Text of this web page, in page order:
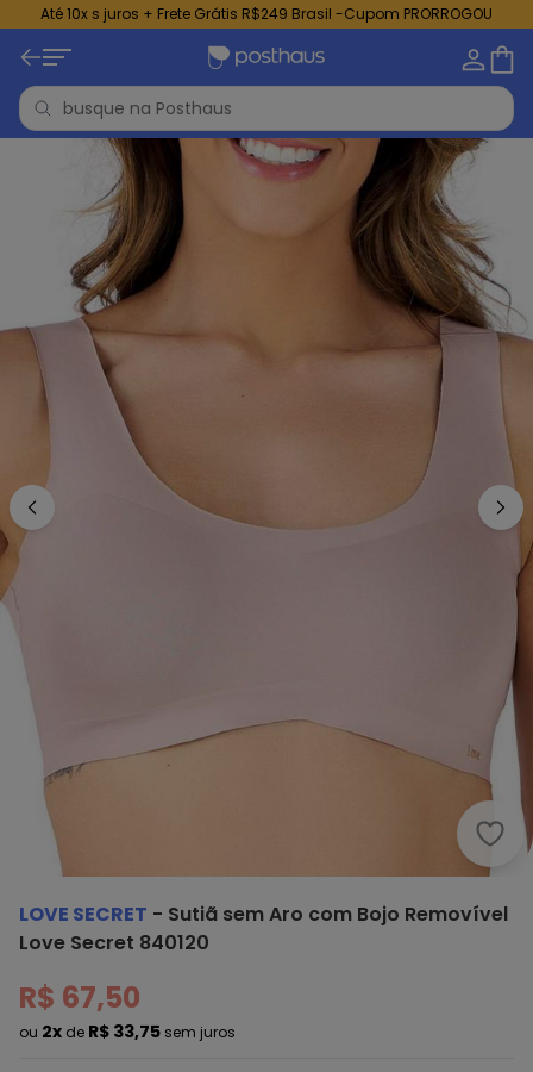
Até 10x s juros + Frete Grátis R$249 Brasil -Cupom PRORROGOU
LOVE SECRET - Sutiã sem Aro com Bojo Removível
Love Secret 840120
R$ 67,50
ou 2x de R$ 33,75 sem juros